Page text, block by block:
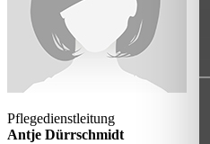
Pflegedienstleitung
Antje Dürrschmidt